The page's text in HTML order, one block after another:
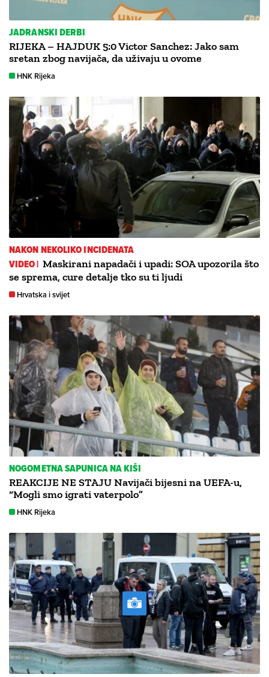
JADRANSKI DERBI
RIJEKA – HAJDUK 5:0 Victor Sanchez: Jako sam
sretan zbog navijača, da uživaju u ovome
HNK Rijeka
NAKON NEKOLIKO INCIDENATA
VIDEO | Maskirani napadači i upadi: SOA upozorila što
se sprema, cure detalje tko su ti ljudi
Hrvatska i svijet
NOGOMETNA SAPUNICA NA KIŠI
REAKCIJE NE STAJU Navijači bijesni na UEFA-u,
“Mogli smo igrati vaterpolo”
HNK Rijeka